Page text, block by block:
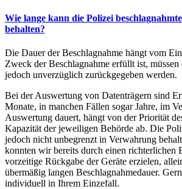
Wie lange kann die Polizei
behalten?
Die Dauer der Beschlagnahme hängt vom
Zweck der Beschlagnahme erfüllt ist, müssen
jedoch unverzüglich zurückgegeben werden.
Bei der Auswertung von Datenträgern sind
Monate, in manchen Fällen sogar Jahre, im
Auswertung dauert, hängt von der Priorität
Kapazität der jeweiligen Behörde ab. Die
jedoch nicht unbegrenzt in Verwahrung
konnten wir bereits durch einen richterlichen
vorzeitige Rückgabe der Geräte erzielen,
übermäßig langen Beschlagnahmedauer.
individuell in Ihrem Einzefall.